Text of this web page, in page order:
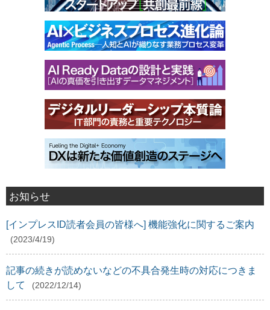
お知らせ
[インプレスID読者会員の皆様へ] 機能強化に関するご案内
(2023/4/19)
記事の続きが読めないなどの不具合発生時の対応につきま
して
(2022/12/14)